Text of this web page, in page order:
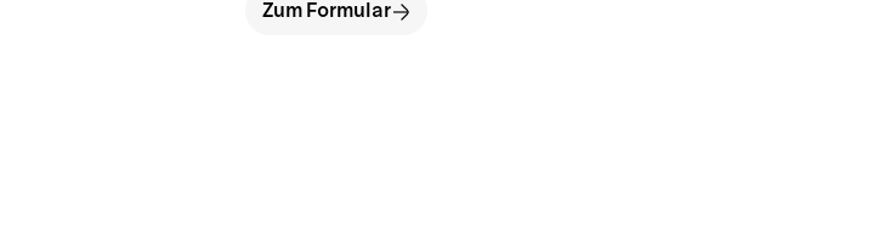
Zum Formular